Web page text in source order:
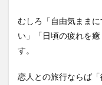
むしろ「自由気まま
い」「日頃の疲れを
す。
恋人との旅行ならば